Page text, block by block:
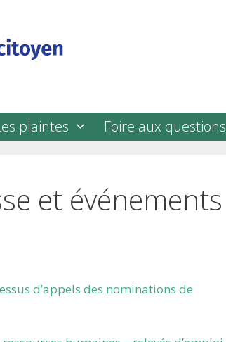
plaintes Foire aux questions
et événements
d’appels des nominations de